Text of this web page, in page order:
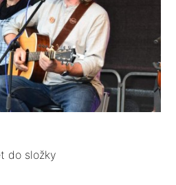
do složky